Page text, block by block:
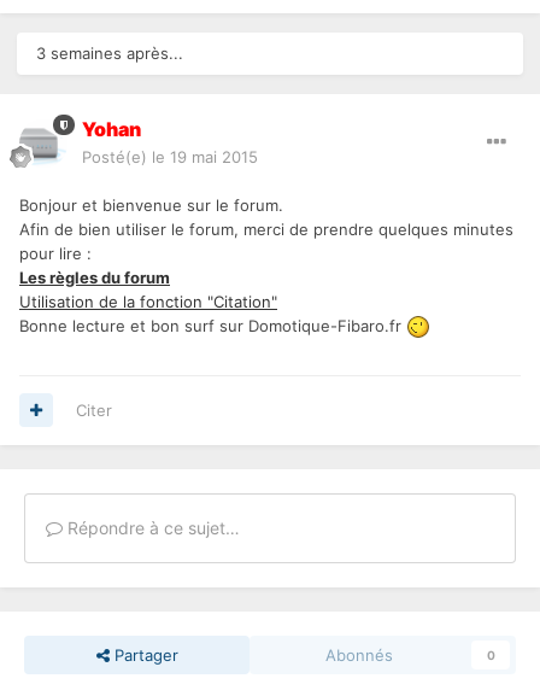
3 semaines après...
Yohan
Posté(e) le 19 mai 2015
Bonjour et bienvenue sur le forum.
Afin de bien utiliser le forum, merci de prendre quelques minutes
pour lire :
Les règles du forum
Utilisation de la fonction "Citation"
Bonne lecture et bon surf sur Domotique-Fibaro.fr
Citer
Répondre à ce sujet…
Partager Abonnés 0